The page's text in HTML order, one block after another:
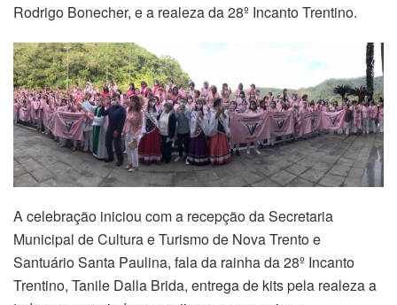
Rodrigo Bonecher, e a realeza da 28º Incanto Trentino.
A celebração iniciou com a recepção da Secretaria
Municipal de Cultura e Turismo de Nova Trento e
Santuário Santa Paulina, fala da rainha da 28º Incanto
Trentino, Tanile Dalla Brida, entrega de kits pela realeza a